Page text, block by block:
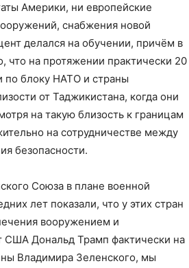
Америки, ни европейские
снабжения новой
делался на обучении, причём в
что на протяжении практически 20
по блоку НАТО и страны
от Таджикистана, когда они
на такую близость к границам
на сотрудничестве между
безопасности.
Союза в плане военной
лет показали, что у этих стран
вооружением и
США Дональд Трамп фактически на
Владимира Зеленского, мы